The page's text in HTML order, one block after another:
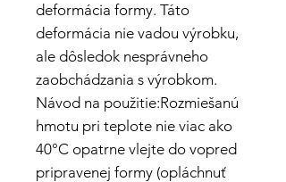
deformácia formy. Táto
deformácia nie vadou výrobku,
ale dôsledok nesprávneho
zaobchádzania s výrobkom.
Návod na použitie:Rozmiešanú
hmotu pri teplote nie viac ako
40°C opatrne vlejte do vopred
pripravenej formy (opláchnuť